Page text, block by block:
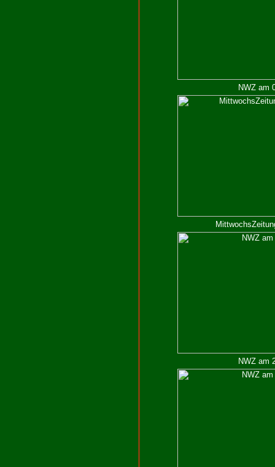
NWZ am
NWZ am